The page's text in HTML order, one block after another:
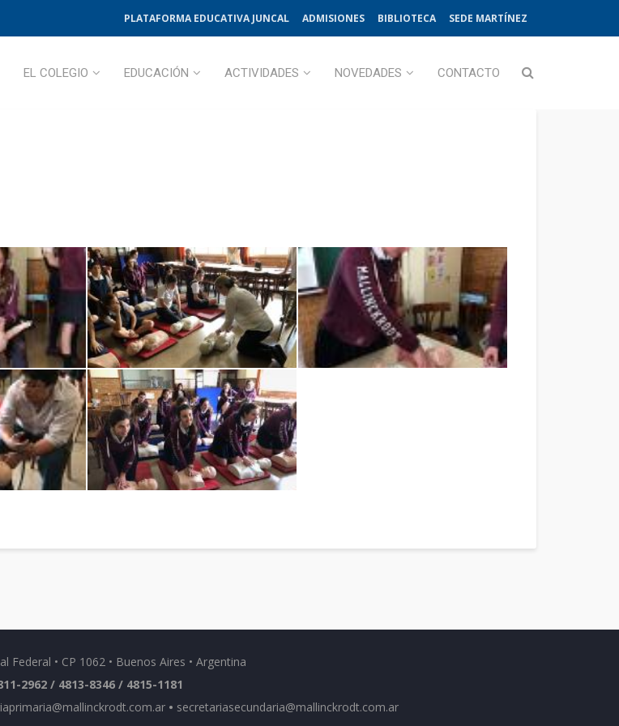
PLATAFORMA EDUCATIVA JUNCAL ADMISIONES BIBLIOTECA SEDE MARTÍNEZ
EL COLEGIO EDUCACIÓN ACTIVIDADES NOVEDADES CONTACTO
Federal • CP 1062 • Buenos Aires • Argentina
2962 / 4813-8346 / 4815-1181
• secretariasecundaria@mallinckrodt.com.ar